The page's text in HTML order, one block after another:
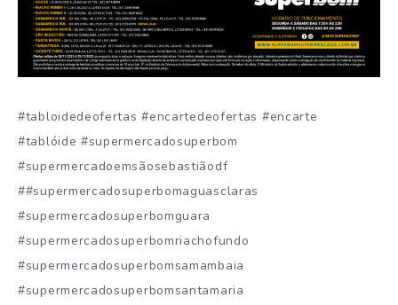
#tabloidedeofertas #encartedeofertas #encarte
#tablóide #supermercadosuperbom
#supermercadoemsãosebastiãodf
##supermercadosuperbomaguasclaras
#supermercadosuperbomguara
#supermercadosuperbomriachofundo
#supermercadosuperbomsamambaia
#supermercadosuperbomsantamaria